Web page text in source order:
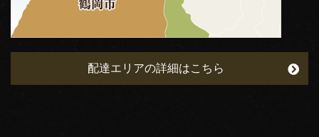
配達エリアの詳細はこちら